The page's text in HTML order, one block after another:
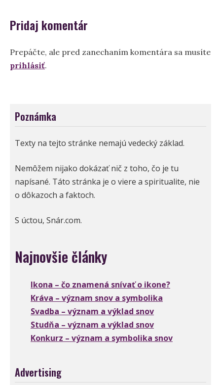
Pridaj komentár
Prepáčte, ale pred zanechaním komentára sa musíte
prihlásiť.
Poznámka
Texty na tejto stránke nemajú vedecký základ.
Nemôžem nijako dokázať nič z toho, čo je tu
napísané. Táto stránka je o viere a spiritualite, nie
o dôkazoch a faktoch.
S úctou, Snár.com.
Najnovšie články
Ikona – čo znamená snívať o ikone?
Kráva – význam snov a symbolika
Svadba – význam a výklad snov
Studňa – význam a výklad snov
Konkurz – význam a symbolika snov
Advertising